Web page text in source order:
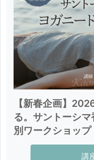
【新春企画】
る。サントーシ
別ワークショップ
講